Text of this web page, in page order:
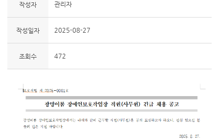
작성자 관리자
작성일자 2025-08-27
조회수 472